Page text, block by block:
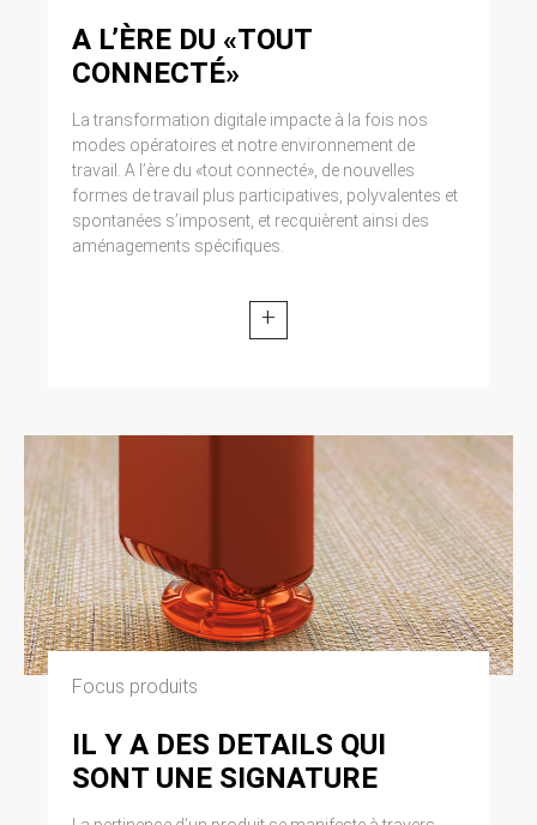
A L’ÈRE DU «TOUT
CONNECTÉ»
La transformation digitale impacte à la fois nos
modes opératoires et notre environnement de
travail. A l’ère du «tout connecté», de nouvelles
formes de travail plus participatives, polyvalentes et
spontanées s’imposent, et recquièrent ainsi des
aménagements spécifiques.
+
Focus produits
IL Y A DES DETAILS QUI
SONT UNE SIGNATURE